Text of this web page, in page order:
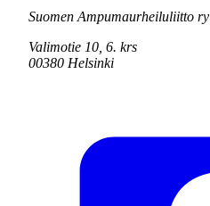
Suomen Ampumaurheiluliitto ry
Valimotie 10, 6. krs
00380 Helsinki